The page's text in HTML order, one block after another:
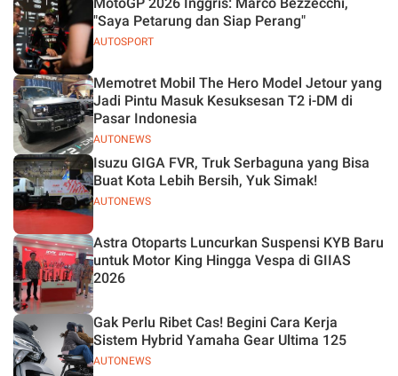
AUTOSPORT
"Saya Petarung dan Siap Perang"
AUTONEWS
Memotret Mobil The Hero Model Jetour yang
Jadi Pintu Masuk Kesuksesan T2 i-DM di
Pasar Indonesia
AUTONEWS
Isuzu GIGA FVR, Truk Serbaguna yang Bisa
Buat Kota Lebih Bersih, Yuk Simak!
Astra Otoparts Luncurkan Suspensi KYB Baru
untuk Motor King Hingga Vespa di GIIAS
2026
AUTONEWS
Gak Perlu Ribet Cas! Begini Cara Kerja
Sistem Hybrid Yamaha Gear Ultima 125